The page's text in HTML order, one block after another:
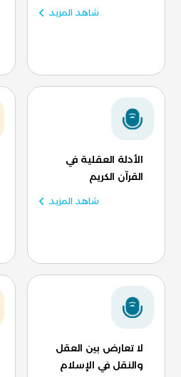
شاهد المزيد
الأدلة العقلية في
القرآن الكريم
شاهد المزيد
لا تعارض بين العقل
والنقل في الإسلام